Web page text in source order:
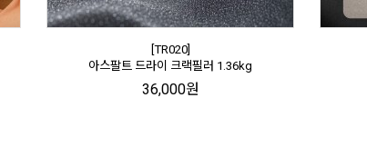
[TR020]
아스팔트 드라이 크랙필러 1.36kg
36,000원